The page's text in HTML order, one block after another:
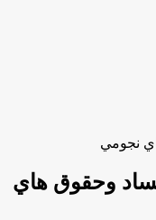
نجومي
وحقوق هاي